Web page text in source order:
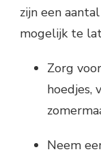
zijn een
mogelijk te
Zorg
hoedjes,
Neem